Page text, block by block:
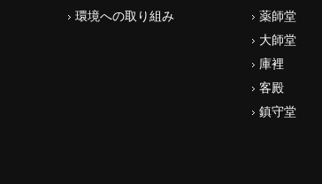
環境への取り組み
薬師堂
大師堂
庫裡
客殿
鎮守堂